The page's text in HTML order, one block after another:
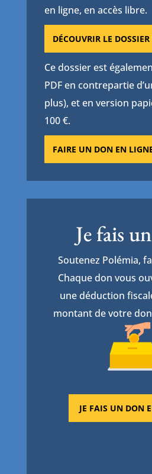
en ligne, en accès libre.
DÉCOUVRIR LE
Ce dossier est
PDF en contrepartie
plus), et en version
100 €.
FAIRE UN DON EN
Je fais
Soutenez Polémia,
Chaque don vous
une déduction
montant de votre
JE FAIS UN DON